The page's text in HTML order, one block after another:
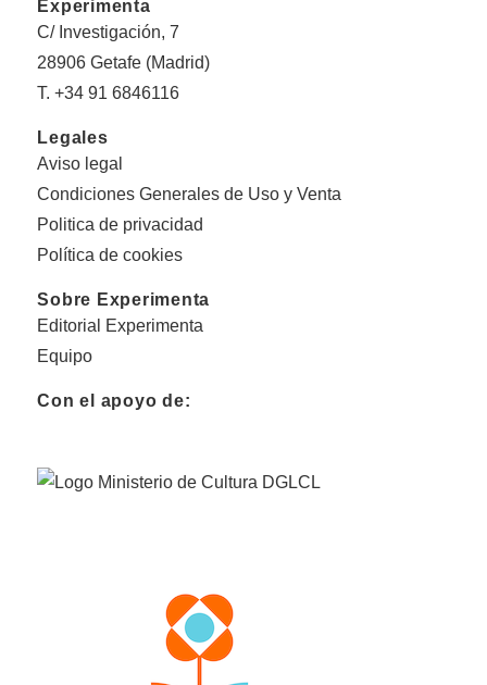
Experimenta
C/ Investigación, 7
28906 Getafe (Madrid)
T. +34 91 6846116
Legales
Aviso legal
Condiciones Generales de Uso y Venta
Politica de privacidad
Política de cookies
Sobre Experimenta
Editorial Experimenta
Equipo
Con el apoyo de: